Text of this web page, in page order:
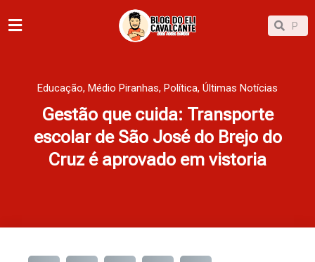
para
Pesquisar
Educação, Médio Piranhas, Política, Últimas Notícias
Gestão que cuida: Transporte
escolar de São José do Brejo do
Cruz é aprovado em vistoria